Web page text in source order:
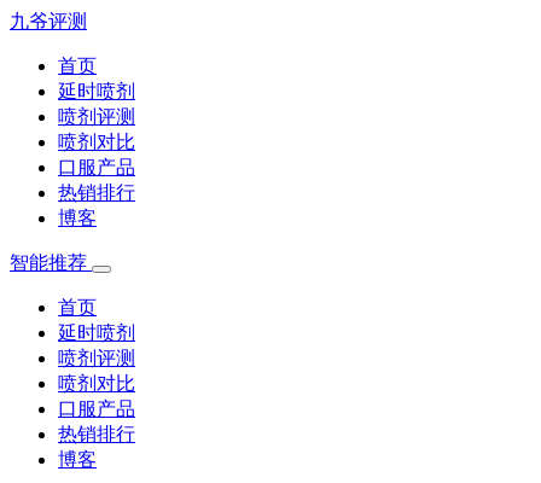
九爷评测
首页
延时喷剂
喷剂评测
喷剂对比
口服产品
热销排行
博客
智能推荐
首页
延时喷剂
喷剂评测
喷剂对比
口服产品
热销排行
博客